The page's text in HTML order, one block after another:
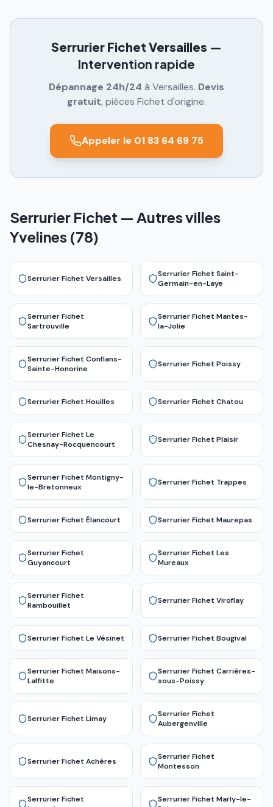
Serrurier Fichet Versailles —
Intervention rapide
Dépannage 24h/24 à Versailles. Devis
gratuit, pièces Fichet d'origine.
Appeler le 01 83 64 69 75
Serrurier Fichet — Autres villes
Yvelines (78)
Serrurier Fichet Versailles Serrurier Fichet Saint-
Germain-en-Laye
Serrurier Fichet
Sartrouville
Serrurier Fichet Mantes-
la-Jolie
Serrurier Fichet Conflans-
Sainte-Honorine
Serrurier Fichet Poissy
Serrurier Fichet Houilles Serrurier Fichet Chatou
Serrurier Fichet Le
Chesnay-Rocquencourt
Serrurier Fichet Plaisir
Serrurier Fichet Montigny-
le-Bretonneux
Serrurier Fichet Trappes
Serrurier Fichet Élancourt Serrurier Fichet Maurepas
Serrurier Fichet
Guyancourt
Serrurier Fichet Les
Mureaux
Serrurier Fichet
Rambouillet
Serrurier Fichet Viroflay
Serrurier Fichet Le Vésinet Serrurier Fichet Bougival
Serrurier Fichet Maisons-
Laffitte
Serrurier Fichet Carrières-
sous-Poissy
Serrurier Fichet Limay
Serrurier Fichet
Aubergenville
Serrurier Fichet Achères
Serrurier Fichet
Montesson
Serrurier Fichet
Serrurier Fichet Marly-le-